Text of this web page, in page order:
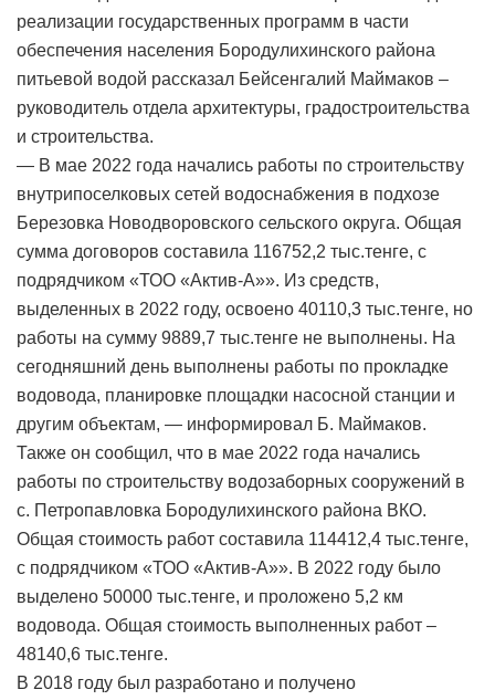
реализации государственных программ в части
обеспечения населения Бородулихинского района
питьевой водой рассказал Бейсенгалий Маймаков –
руководитель отдела архитектуры, градостроительства
и строительства.
— В мае 2022 года начались работы по строительству
внутрипоселковых сетей водоснабжения в подхозе
Березовка Новодворовского сельского округа. Общая
сумма договоров составила 116752,2 тыс.тенге, с
подрядчиком «ТОО «Актив-А»». Из средств,
выделенных в 2022 году, освоено 40110,3 тыс.тенге, но
работы на сумму 9889,7 тыс.тенге не выполнены. На
сегодняшний день выполнены работы по прокладке
водовода, планировке площадки насосной станции и
другим объектам, — информировал Б. Маймаков.
Также он сообщил, что в мае 2022 года начались
работы по строительству водозаборных сооружений в
с. Петропавловка Бородулихинского района ВКО.
Общая стоимость работ составила 114412,4 тыс.тенге,
с подрядчиком «ТОО «Актив-А»». В 2022 году было
выделено 50000 тыс.тенге, и проложено 5,2 км
водовода. Общая стоимость выполненных работ –
48140,6 тыс.тенге.
В 2018 году был разработано и получено